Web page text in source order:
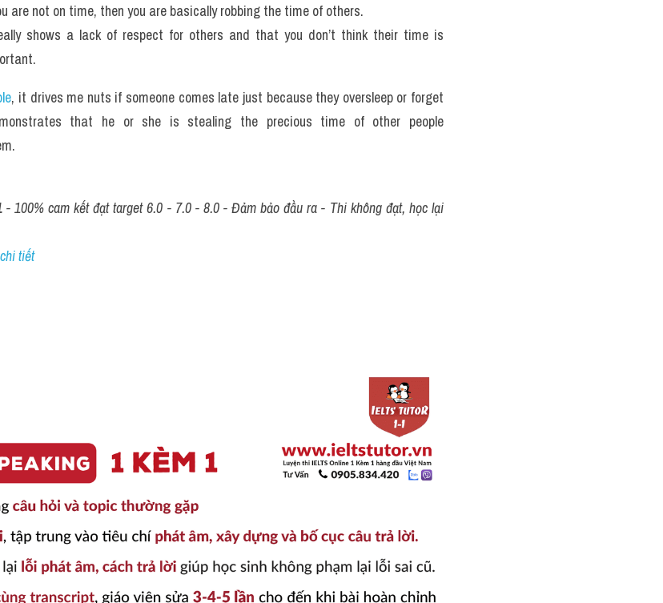
are not on time, then you are basically robbing the time of others.
shows a lack of respect for others and that you don’t think their time is
, it drives me nuts if someone comes late just because they oversleep or forget
that he or she is stealing the precious time of other people
- 100% cam kết đạt target 6.0 - 7.0 - 8.0 - Đảm bảo đầu ra - Thi không đạt, học lại
tiết